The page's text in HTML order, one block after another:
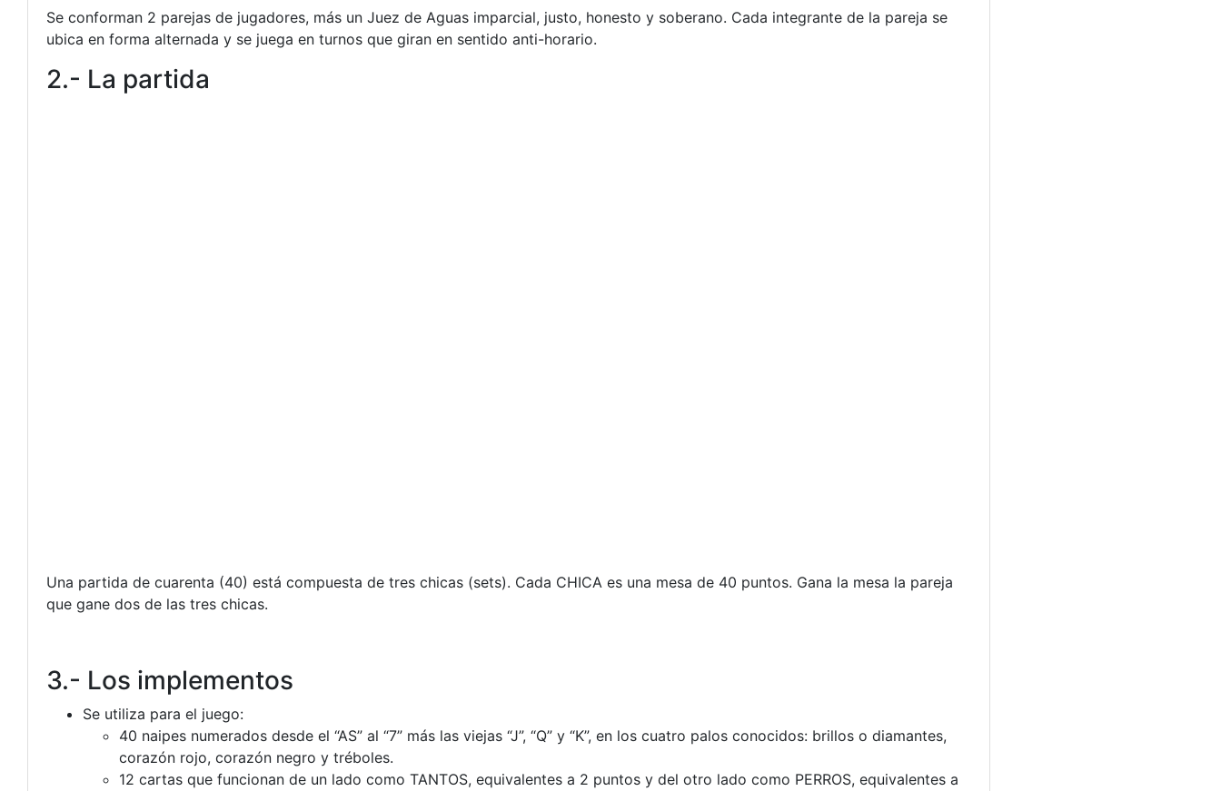
Se conforman 2 parejas de jugadores, más un Juez de Aguas imparcial, justo, honesto y soberano. Cada integrante de la pareja se
ubica en forma alternada y se juega en turnos que giran en sentido anti-horario.
2.- La partida
Una partida de cuarenta (40) está compuesta de tres chicas (sets). Cada CHICA es una mesa de 40 puntos. Gana la mesa la pareja
que gane dos de las tres chicas.
3.- Los implementos
Se utiliza para el juego:
40 naipes numerados desde el “AS” al “7” más las viejas “J”, “Q” y “K”, en los cuatro palos conocidos: brillos o diamantes,
corazón rojo, corazón negro y tréboles.
12 cartas que funcionan de un lado como TANTOS, equivalentes a 2 puntos y del otro lado como PERROS, equivalentes a